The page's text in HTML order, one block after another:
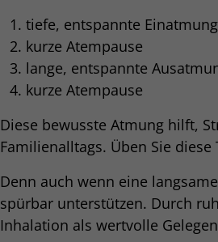
tiefe, entspannte Einatmung
kurze Atempause
lange, entspannte
kurze Atempause
Diese bewusste Atmung hilft,
Familienalltags. Üben Sie
Denn auch wenn eine
spürbar unterstützen. Durch
Inhalation als wertvolle